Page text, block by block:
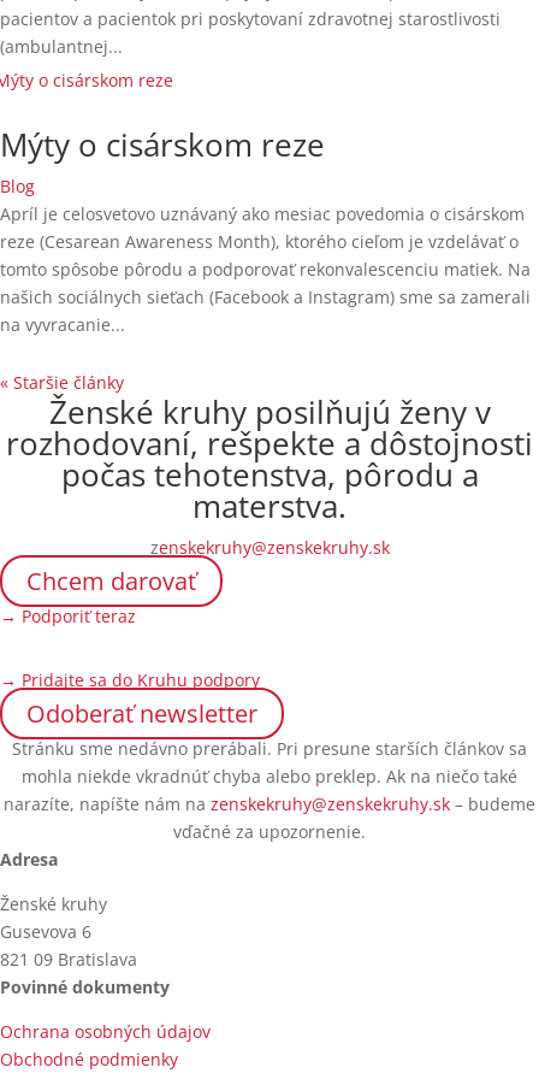
pacientov a pacientok pri poskytovaní zdravotnej starostlivosti
(ambulantnej...
Mýty o cisárskom reze
Blog
Apríl je celosvetovo uznávaný ako mesiac povedomia o cisárskom
reze (Cesarean Awareness Month), ktorého cieľom je vzdelávať o
tomto spôsobe pôrodu a podporovať rekonvalescenciu matiek. Na
našich sociálnych sieťach (Facebook a Instagram) sme sa zamerali
na vyvracanie...
« Staršie články
Ženské kruhy posilňujú ženy v
rozhodovaní, rešpekte a dôstojnosti
počas tehotenstva, pôrodu a
materstva.
zenskekruhy@zenskekruhy.sk
Chcem darovať
→ Podporiť teraz
→ Pridajte sa do Kruhu podpory
Odoberať newsletter
Stránku sme nedávno prerábali. Pri presune starších článkov sa
mohla niekde vkradnúť chyba alebo preklep. Ak na niečo také
narazíte, napíšte nám na zenskekruhy@zenskekruhy.sk – budeme
vďačné za upozornenie.
Adresa
Ženské kruhy
Gusevova 6
821 09 Bratislava
Povinné dokumenty
Ochrana osobných údajov
Obchodné podmienky